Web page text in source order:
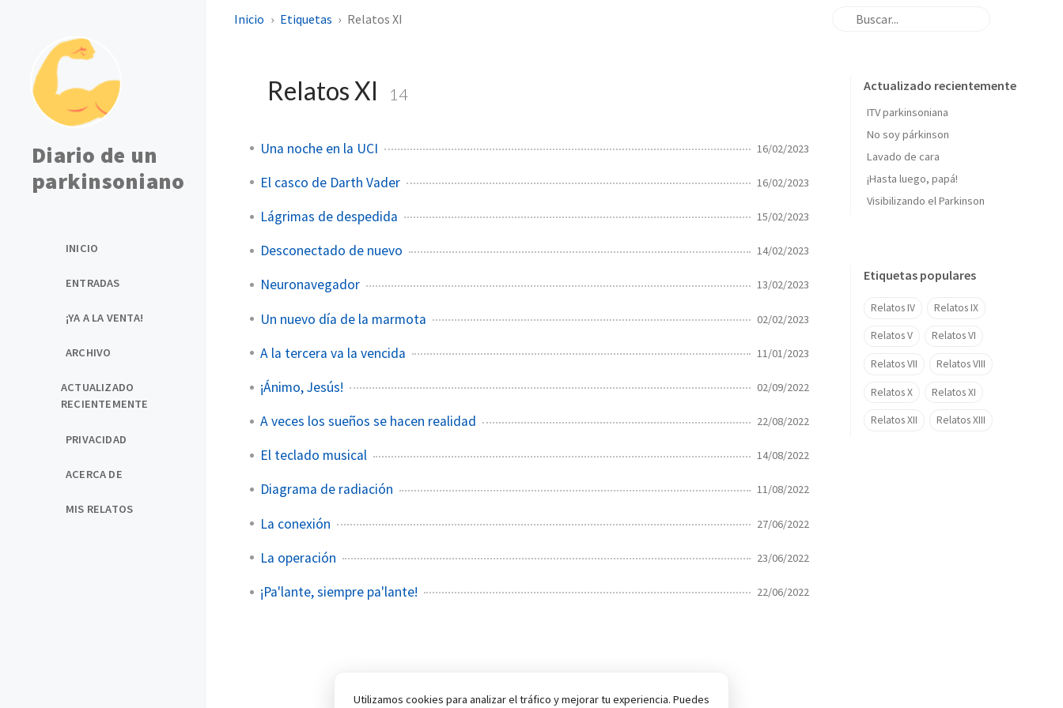
Diario de un
parkinsoniano
INICIO
ENTRADAS
¡YA A LA VENTA!
ARCHIVO
ACTUALIZADO
RECIENTEMENTE
PRIVACIDAD
ACERCA DE
MIS RELATOS
Inicio Etiquetas Relatos XI
Relatos XI 14
Una noche en la UCI 16/02/2023
El casco de Darth Vader 16/02/2023
Lágrimas de despedida 15/02/2023
Desconectado de nuevo 14/02/2023
Neuronavegador 13/02/2023
Un nuevo día de la marmota 02/02/2023
A la tercera va la vencida 11/01/2023
¡Ánimo, Jesús! 02/09/2022
A veces los sueños se hacen realidad 22/08/2022
El teclado musical 14/08/2022
Diagrama de radiación 11/08/2022
La conexión 27/06/2022
La operación 23/06/2022
¡Pa'lante, siempre pa'lante! 22/06/2022
Actualizado recientemente
ITV parkinsoniana
No soy párkinson
Lavado de cara
¡Hasta luego, papá!
Visibilizando el Parkinson
Etiquetas populares
Relatos IV Relatos IX
Relatos V Relatos VI
Relatos VII Relatos VIII
Relatos X Relatos XI
Relatos XII Relatos XIII
Utilizamos cookies para analizar el tráfico y mejorar tu experiencia. Puedes